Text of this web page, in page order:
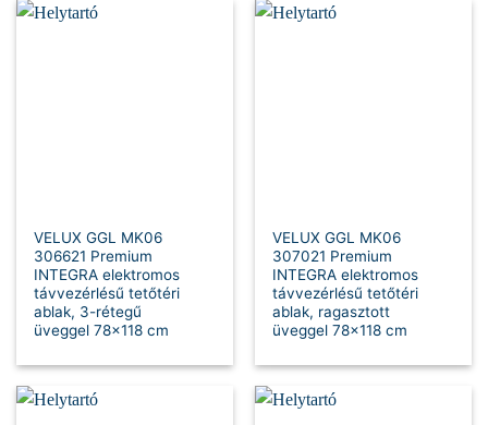
VELUX GGL MK06
306621 Premium
INTEGRA elektromos
távvezérlésű tetőtéri
ablak, 3-rétegű
üveggel 78×118 cm
VELUX GGL MK06
307021 Premium
INTEGRA elektromos
távvezérlésű tetőtéri
ablak, ragasztott
üveggel 78×118 cm